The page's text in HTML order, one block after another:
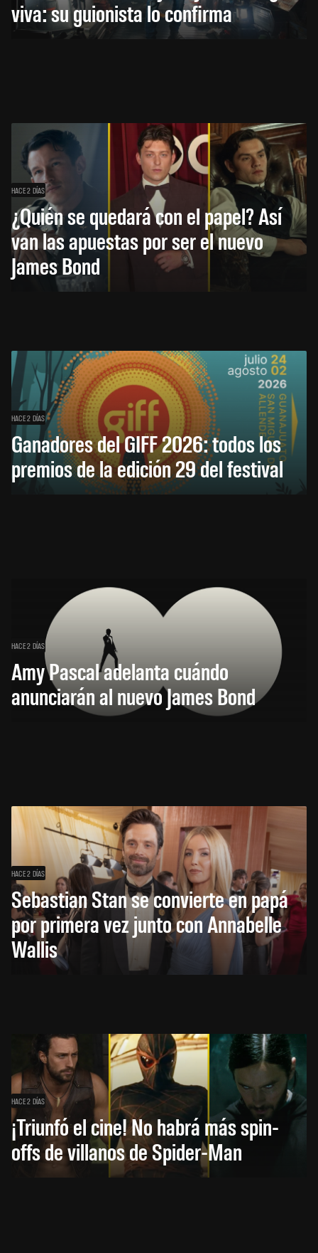
viva: su guionista lo confirma
HACE 2 DÍAS
¿Quién se quedará con el papel? Así
van las apuestas por ser el nuevo
James Bond
HACE 2 DÍAS
Ganadores del GIFF 2026: todos los
premios de la edición 29 del festival
HACE 2 DÍAS
Amy Pascal adelanta cuándo
anunciarán al nuevo James Bond
HACE 2 DÍAS
Sebastian Stan se convierte en papá
por primera vez junto con Annabelle
Wallis
HACE 2 DÍAS
¡Triunfó el cine! No habrá más spin-
offs de villanos de Spider-Man